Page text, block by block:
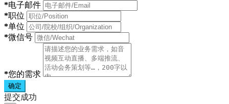
*电子邮件
*职位
*单位
*微信号
*您的需求
确定
提交成功